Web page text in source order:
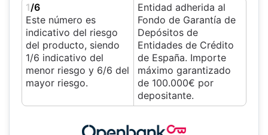
1/6
Este número es
indicativo del riesgo
del producto, siendo
1/6 indicativo del
menor riesgo y 6/6 del
mayor riesgo.
Entidad adherida al
Fondo de Garantía de
Depósitos de
Entidades de Crédito
de España. Importe
máximo garantizado
de 100.000€ por
depositante.